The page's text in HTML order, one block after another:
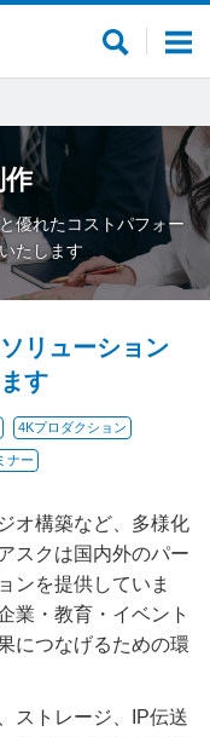
メ
ー
サ
内
作
優れたコストパフォー
たします
リューション
す
4Kプロダクション
ナー
オ構築など、多様化
スクは国内外のパー
ンを提供していま
業・教育・イベント
につなげるための環
ストレージ、IP伝送